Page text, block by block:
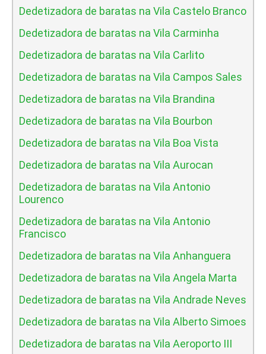
Dedetizadora de baratas na Vila Castelo Branco
Dedetizadora de baratas na Vila Carminha
Dedetizadora de baratas na Vila Carlito
Dedetizadora de baratas na Vila Campos Sales
Dedetizadora de baratas na Vila Brandina
Dedetizadora de baratas na Vila Bourbon
Dedetizadora de baratas na Vila Boa Vista
Dedetizadora de baratas na Vila Aurocan
Dedetizadora de baratas na Vila Antonio
Lourenco
Dedetizadora de baratas na Vila Antonio
Francisco
Dedetizadora de baratas na Vila Anhanguera
Dedetizadora de baratas na Vila Angela Marta
Dedetizadora de baratas na Vila Andrade Neves
Dedetizadora de baratas na Vila Alberto Simoes
Dedetizadora de baratas na Vila Aeroporto III